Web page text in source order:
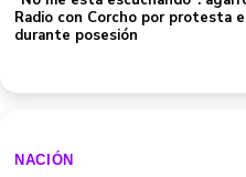
Radio con Corcho por protesta
durante posesión
NACIÓN